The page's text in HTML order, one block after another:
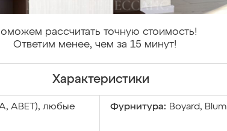
рассчитать точную стоимость!
Ответим менее, чем за 15 минут!
Характеристики
ABET), любые
Фурнитура: Boyard, Blum